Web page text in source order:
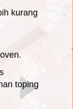
kurang
toping